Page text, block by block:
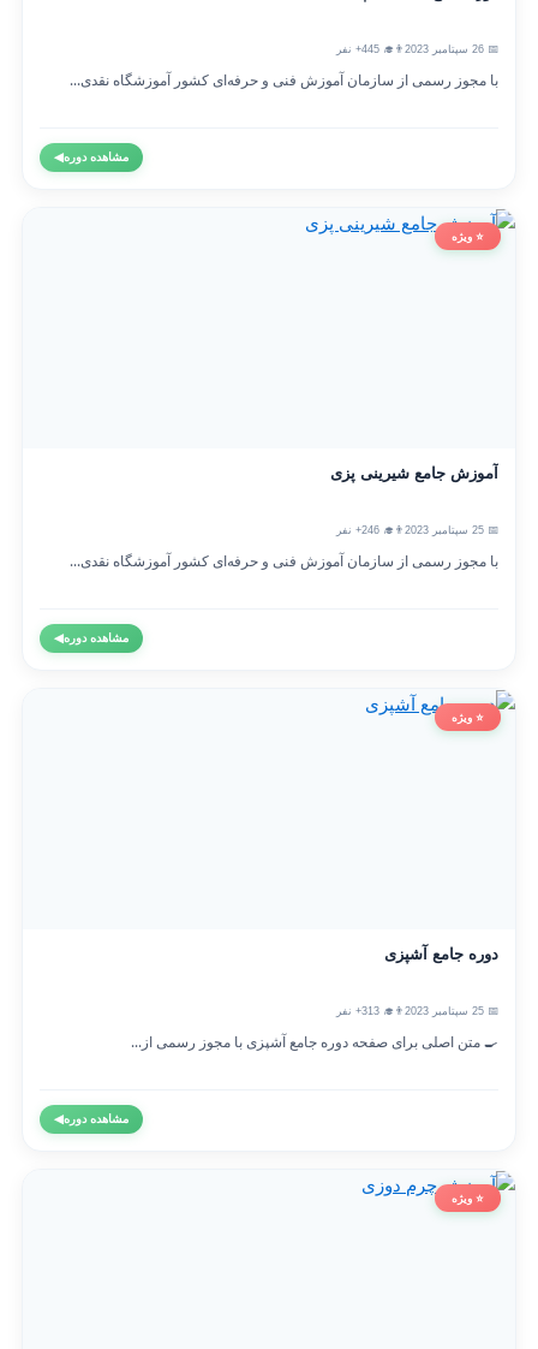
👨‍🎓 445+ نفر
با مجوز رسمی از سازمان آموزش فنی و حرفه‌ای کشور آموزشگاه نقدی...
مشاهده دوره◀
⭐ ویژه
آموزش جامع شیرینی پزی
👨‍🎓 246+ نفر
با مجوز رسمی از سازمان آموزش فنی و حرفه‌ای کشور آموزشگاه نقدی...
مشاهده دوره◀
⭐ ویژه
دوره جامع آشپزی
👨‍🎓 313+ نفر
🍳 متن اصلی برای صفحه دوره جامع آشپزی با مجوز رسمی از...
مشاهده دوره◀
⭐ ویژه